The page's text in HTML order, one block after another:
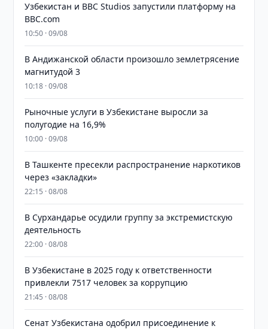
Узбекистан и BBC Studios запустили платформу на
BBC.com
10:50 · 09/08
В Андижанской области произошло землетрясение
магнитудой 3
10:18 · 09/08
Рыночные услуги в Узбекистане выросли за
полугодие на 16,9%
10:00 · 09/08
В Ташкенте пресекли распространение наркотиков
через «закладки»
22:15 · 08/08
В Сурхандарье осудили группу за экстремистскую
деятельность
22:00 · 08/08
В Узбекистане в 2025 году к ответственности
привлекли 7517 человек за коррупцию
21:45 · 08/08
Сенат Узбекистана одобрил присоединение к